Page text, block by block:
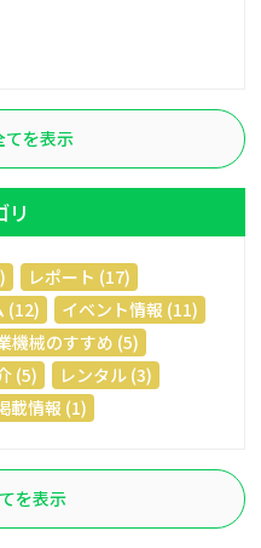
てを表示
リ
レポート (17)
(12)
イベント情報 (11)
機械のすすめ (5)
(5)
レンタル (3)
載情報 (1)
を表示